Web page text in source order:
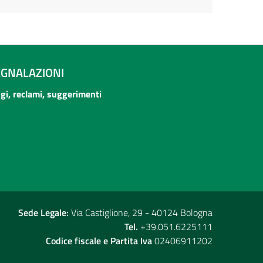
reclami, suggerimenti
Sede Legale: Via Castiglione, 29 - 40124 Bologna
Tel. +39.051.6225111
Codice fiscale e Partita Iva02406911202